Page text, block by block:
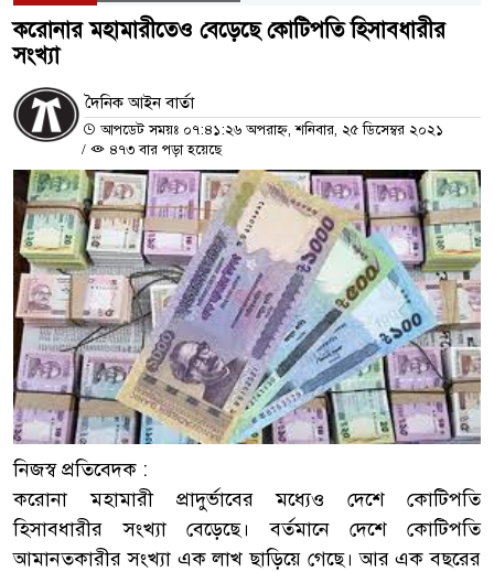
করোনার মহামারীতেও বেড়েছে কোটিপতি হিসাবধারীর
সংখ্যা
দৈনিক আইন বার্তা
আপডেট সময়ঃ ০৭:৪১:২৬ অপরাহ্ন, শনিবার, ২৫ ডিসেম্বর ২০২১
/
৪৭৩ বার পড়া হয়েছে
নিজস্ব প্রতিবেদক :
করোনা মহামারী প্রাদুর্ভাবের মধ্যেও দেশে কোটিপতি
হিসাবধারীর সংখ্যা বেড়েছে। বর্তমানে দেশে কোটিপতি
আমানতকারীর সংখ্যা এক লাখ ছাড়িয়ে গেছে। আর এক বছরের